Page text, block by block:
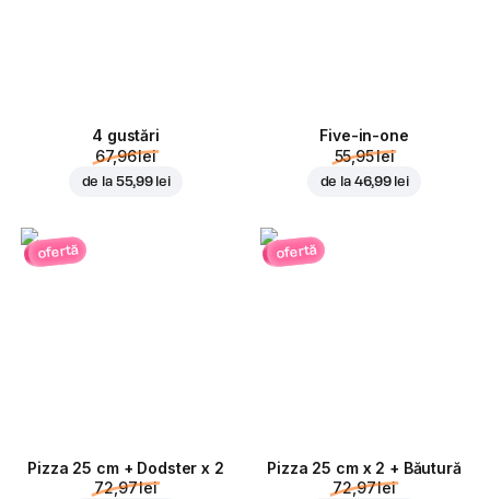
4 gustări
67,96 lei
de la 55,99 lei
Five-in-one
55,95 lei
de la 46,99 lei
ofertă
Pizza 25 cm + Dodster x 2
72,97 lei
ofertă
Pizza 25 cm x 2 + Băutură
72,97 lei